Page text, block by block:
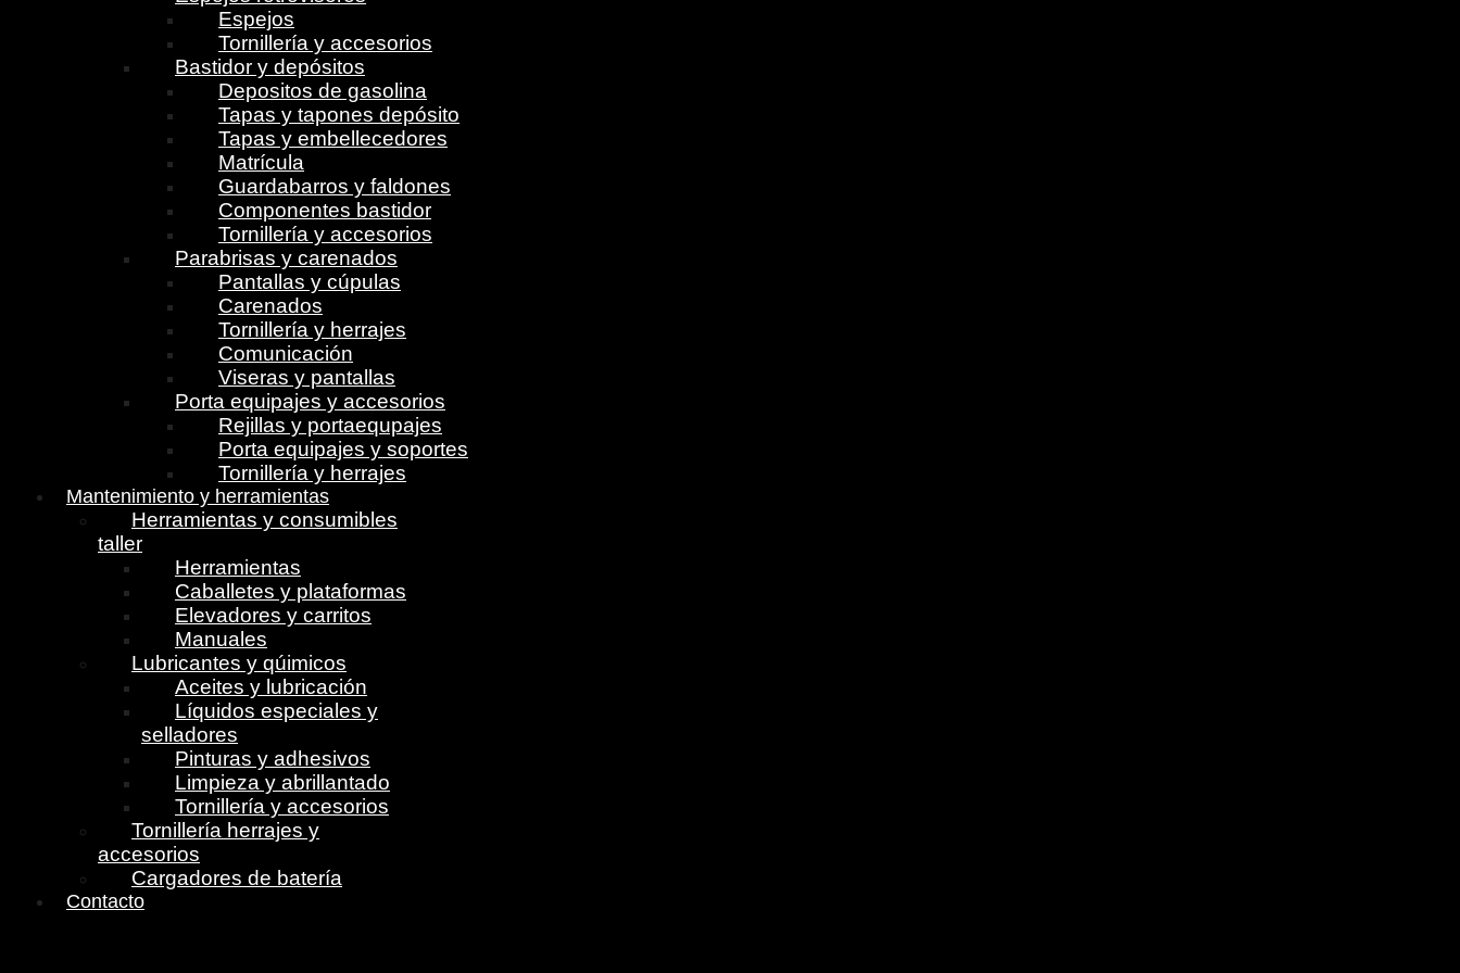
Espejos
Tornillería y accesorios
Bastidor y depósitos
Depositos de gasolina
Tapas y tapones depósito
Tapas y embellecedores
Matrícula
Guardabarros y faldones
Componentes bastidor
Tornillería y accesorios
Parabrisas y carenados
Pantallas y cúpulas
Carenados
Tornillería y herrajes
Comunicación
Viseras y pantallas
Porta equipajes y accesorios
Rejillas y portaequpajes
Porta equipajes y soportes
Tornillería y herrajes
Mantenimiento y herramientas
Herramientas y consumibles
taller
Herramientas
Caballetes y plataformas
Elevadores y carritos
Manuales
Lubricantes y qúimicos
Aceites y lubricación
Líquidos especiales y
selladores
Pinturas y adhesivos
Limpieza y abrillantado
Tornillería y accesorios
Tornillería herrajes y
accesorios
Cargadores de batería
Contacto